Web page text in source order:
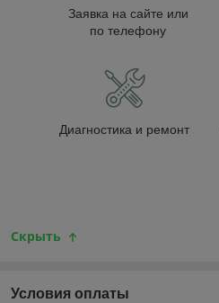
Заявка на сайте или
по телефону
Диагностика и ремонт
Скрыть
Условия оплаты